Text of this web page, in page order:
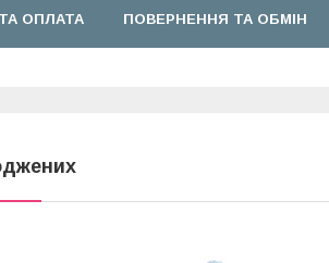
ОПЛАТА ПОВЕРНЕННЯ ТА ОБМІН